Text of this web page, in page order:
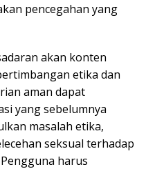
pencegahan yang
akan konten
etika dan
aman dapat
yang sebelumnya
masalah etika,
seksual terhadap
harus